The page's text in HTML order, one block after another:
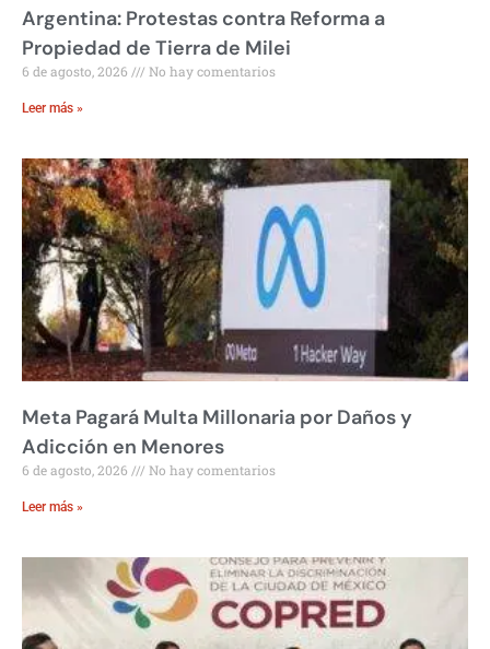
Argentina: Protestas contra Reforma a
Propiedad de Tierra de Milei
6 de agosto, 2026 No hay comentarios
Leer más »
Meta Pagará Multa Millonaria por Daños y
Adicción en Menores
6 de agosto, 2026 No hay comentarios
Leer más »